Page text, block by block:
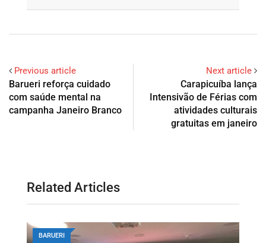
Previous article
Barueri reforça cuidado
com saúde mental na
campanha Janeiro Branco
Next article
Carapicuíba lança
Intensivão de Férias com
atividades culturais
gratuitas em janeiro
Related Articles
BARUERI